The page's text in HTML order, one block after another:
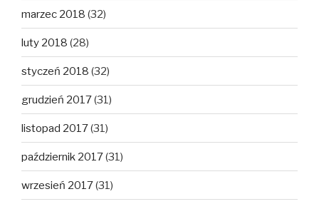
marzec 2018 (32)
luty 2018 (28)
styczeń 2018 (32)
grudzień 2017(31)
listopad 2017(31)
październik 2017(31)
wrzesień 2017(31)